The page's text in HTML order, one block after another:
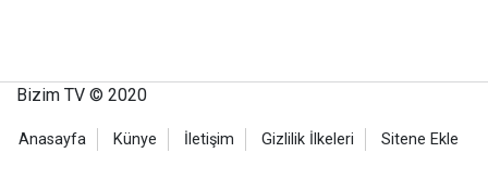
Bizim TV © 2020
Anasayfa Künye İletişim Gizlilik İlkeleri Sitene Ekle